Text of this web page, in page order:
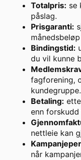
Totalpris: se
påslag.
Prisgaranti:
Bindingstid:
du vil kunne
fagforening,
kundegruppe.
Betaling:
enn forskudd
nettleie kan
når